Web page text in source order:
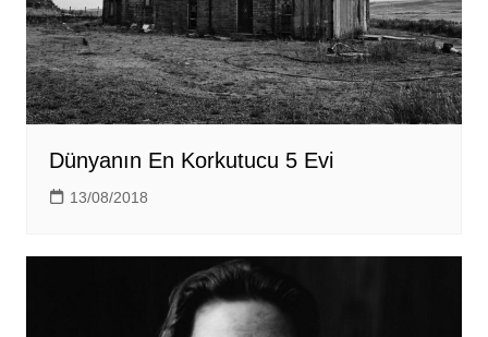
Dünyanın En Korkutucu 5 Evi
13/08/2018